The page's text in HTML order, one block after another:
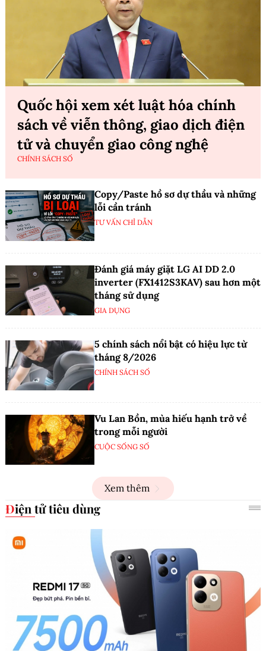
Quốc hội xem xét luật hóa chính
sách về viễn thông, giao dịch điện
tử và chuyển giao công nghệ
CHÍNH SÁCH SỐ
Copy/Paste hồ sơ dự thầu và những
lỗi cần tránh
TƯ VẤN CHỈ DẪN
Đánh giá máy giặt LG AI DD 2.0
inverter (FX1412S3KAV) sau hơn một
tháng sử dụng
GIA DỤNG
5 chính sách nổi bật có hiệu lực từ
tháng 8/2026
CHÍNH SÁCH SỐ
Vu Lan Bồn, mùa hiếu hạnh trở về
trong mỗi người
CUỘC SỐNG SỐ
Xem thêm
Điện tử tiêu dùng